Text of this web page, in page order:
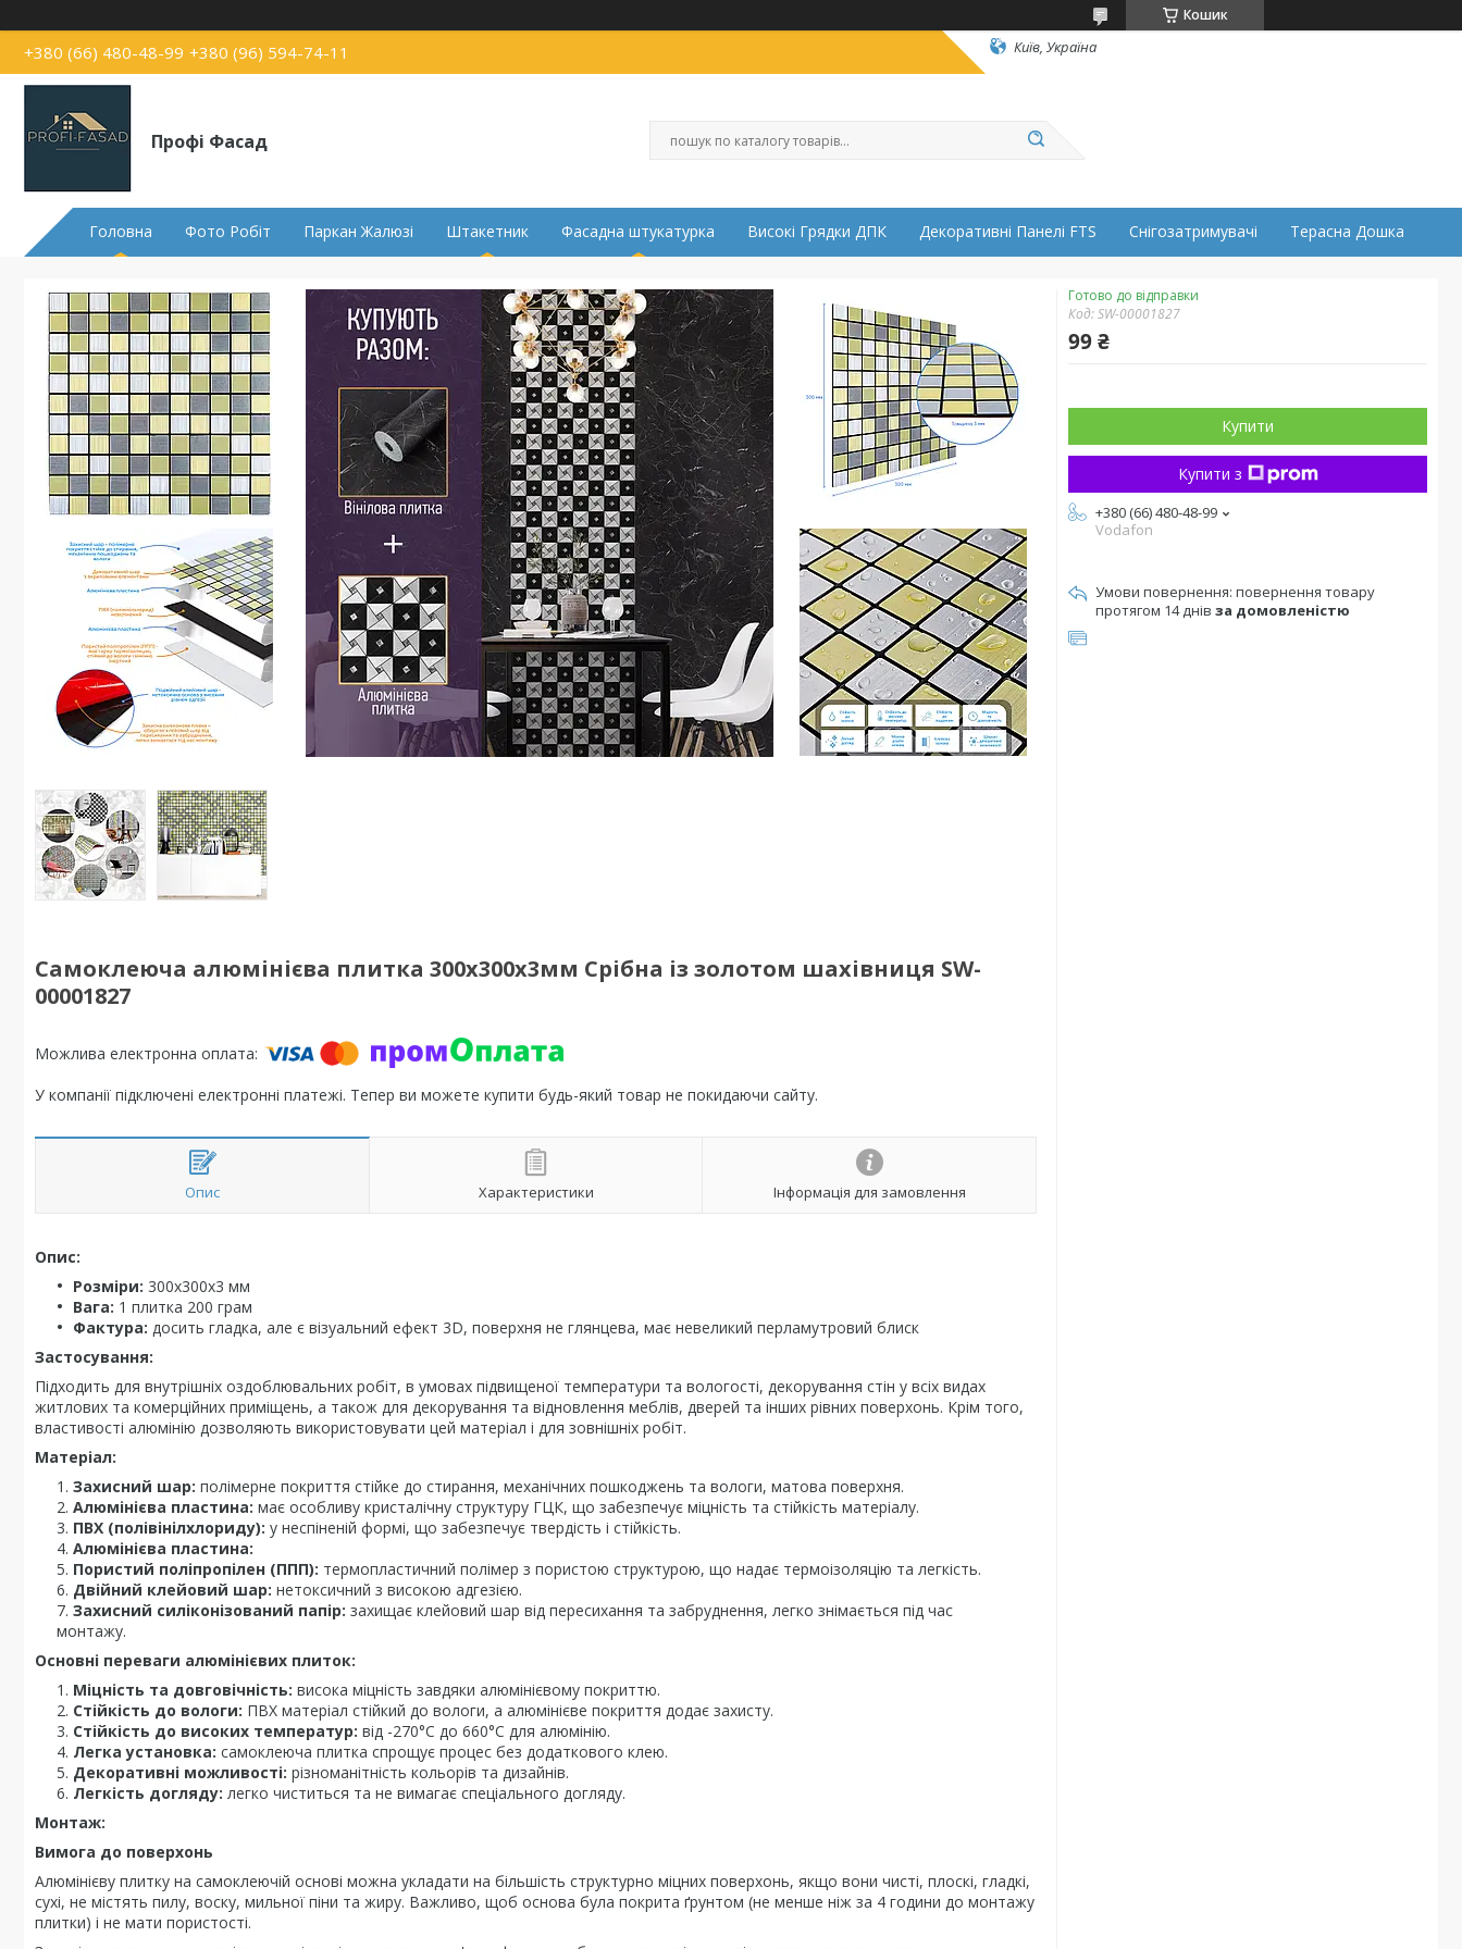
Кошик
+380 (66) 480-48-99 +380 (96) 594-74-11 Київ, Україна
Профі Фасад
Головна Фото Робіт Паркан Жалюзі Штакетник Фасадна штукатурка Високі Грядки ДПК Декоративні Панелі FTS Снігозатримувачі Терасна Дошка
Самоклеюча алюмінієва плитка 300х300х3мм Срібна із золотом шахівниця SW-
00001827
У компанії підключені електронні платежі. Тепер ви можете купити будь-який товар не покидаючи сайту.
Опис Характеристики Інформація для замовлення
Опис:
Розміри: 300х300х3 мм
Вага: 1 плитка 200 грам
Фактура: досить гладка, але є візуальний ефект 3D, поверхня не глянцева, має невеликий перламутровий блиск
Застосування:
Підходить для внутрішніх оздоблювальних робіт, в умовах підвищеної температури та вологості, декорування стін у всіх видах
житлових та комерційних приміщень, а також для декорування та відновлення меблів, дверей та інших рівних поверхонь. Крім того,
властивості алюмінію дозволяють використовувати цей матеріал і для зовнішніх робіт.
Матеріал:
Захисний шар: полімерне покриття стійке до стирання, механічних пошкоджень та вологи, матова поверхня.
Алюмінієва пластина: має особливу кристалічну структуру ГЦК, що забезпечує міцність та стійкість матеріалу.
ПВХ (полівінілхлориду): у неспіненій формі, що забезпечує твердість і стійкість.
Алюмінієва пластина:
Пористий поліпропілен (ППП): термопластичний полімер з пористою структурою, що надає термоізоляцію та легкість.
Двійний клейовий шар: нетоксичний з високою адгезією.
Захисний силіконізований папір: захищає клейовий шар від пересихання та забруднення, легко знімається під час
монтажу.
Основні переваги алюмінієвих плиток:
Міцність та довговічність: висока міцність завдяки алюмінієвому покриттю.
Стійкість до вологи: ПВХ матеріал стійкий до вологи, а алюмінієве покриття додає захисту.
Стійкість до високих температур: від -270°C до 660°C для алюмінію.
Легка установка: самоклеюча плитка спрощує процес без додаткового клею.
Декоративні можливості: різноманітність кольорів та дизайнів.
Легкість догляду: легко чиститься та не вимагає спеціального догляду.
Монтаж:
Вимога до поверхонь
Алюмінієву плитку на самоклеючій основі можна укладати на більшість структурно міцних поверхонь, якщо вони чисті, плоскі, гладкі,
сухі, не містять пилу, воску, мильної піни та жиру. Важливо, щоб основа була покрита ґрунтом (не менше ніж за 4 години до монтажу
плитки) і не мати пористості.
Готово до відправки
Код:SW-00001827
99 ₴
Купити
Купити з
+380 (66) 480-48-99
Vodafon
повернення товару
протягом 14 днів за домовленістю